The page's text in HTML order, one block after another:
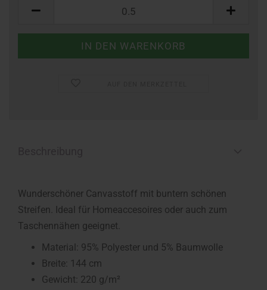
Wunderschöner Canvasstoff mit buntern schönen
Streifen. Ideal für Homeaccesoires oder auch zum
Taschennähen geeignet.
Material: 95% Polyester und 5% Baumwolle
Breite: 144 cm
Gewicht: 220 g/m²